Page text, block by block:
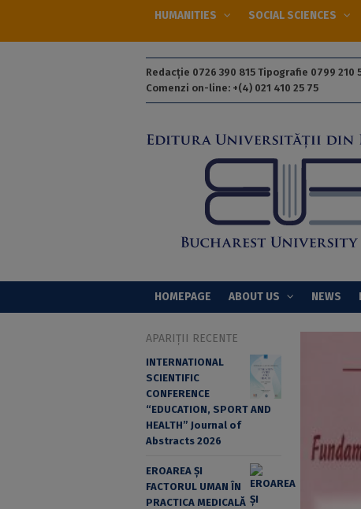
HUMANITIES SOCIAL SCIENCES
Redacție 0726 390 815 Tipografie 0799 210
Comenzi on-line: +(4) 021 410 25 75
HOMEPAGE ABOUT US NEWS
APARIȚII RECENTE
INTERNATIONAL
SCIENTIFIC
CONFERENCE
“EDUCATION, SPORT AND
HEALTH” Journal of
Abstracts 2026
EROAREA ȘI
FACTORUL UMAN ÎN
PRACTICA MEDICALĂ